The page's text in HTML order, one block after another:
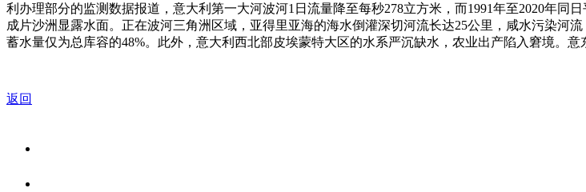
利办理部分的监测数据报道，意大利第一大河波河1日流量降至每秒278立方米，而1991年至2020年同
成片沙洲显露水面。正在波河三角洲区域，亚得里亚海的海水倒灌深切河流长达25公里，咸水污染河
蓄水量仅为总库容的48%。此外，意大利西北部皮埃蒙特大区的水系严沉缺水，农业出产陷入窘境。意
返回